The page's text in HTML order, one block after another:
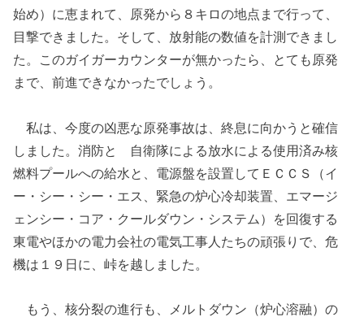
始め）に恵まれて、原発から８キロの地点まで行って、
目撃できました。そして、放射能の数値を計測できまし
た。このガイガーカウンターが無かったら、とても原発
まで、前進できなかったでしょう。
私は、今度の凶悪な原発事故は、終息に向かうと確信
しました。消防と 自衛隊による放水による使用済み核
燃料プールへの給水と、電源盤を設置してＥＣＣＳ（イ
ー・シー・シー・エス、緊急の炉心冷却装置、エマージ
ェンシー・コア・クールダウン・システム）を回復する
東電やほかの電力会社の電気工事人たちの頑張りで、危
機は１９日に、峠を越しました。
もう、核分裂の進行も、メルトダウン（炉心溶融）の